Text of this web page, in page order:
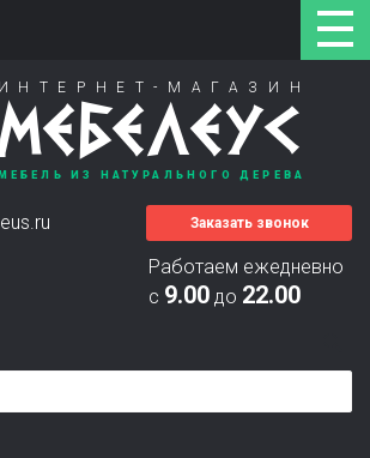
ИНТЕРНЕТ-МАГАЗИН
МЕБЕЛЬ ИЗ НАТУРАЛЬНОГО ДЕРЕВА
Работаем ежедневно
с 9.00 до 22.00
Заказать звонок